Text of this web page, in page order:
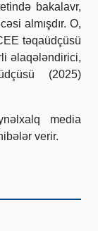
bakalavr,
almışdır. O,
təqaüdçüsü
əlaqələndirici,
(2025)
media
verir.